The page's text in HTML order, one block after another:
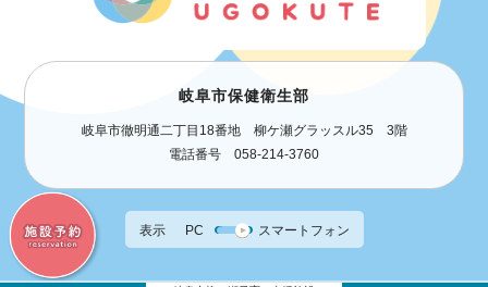
岐阜市保健衛生部
岐阜市徹明通二丁目18番地 柳ケ瀬グラッスル35 3階
電話番号 058-214-3760
表示 PC スマートフォン